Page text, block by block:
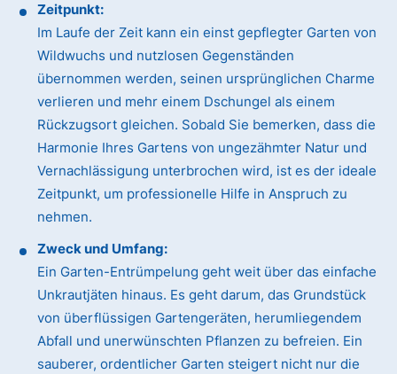
Zeitpunkt:
Im Laufe der Zeit kann ein einst gepflegter Garten von
Wildwuchs und nutzlosen Gegenständen
übernommen werden, seinen ursprünglichen Charme
verlieren und mehr einem Dschungel als einem
Rückzugsort gleichen. Sobald Sie bemerken, dass die
Harmonie Ihres Gartens von ungezähmter Natur und
Vernachlässigung unterbrochen wird, ist es der ideale
Zeitpunkt, um professionelle Hilfe in Anspruch zu
nehmen.
Zweck und Umfang:
Ein Garten-Entrümpelung geht weit über das einfache
Unkrautjäten hinaus. Es geht darum, das Grundstück
von überflüssigen Gartengeräten, herumliegendem
Abfall und unerwünschten Pflanzen zu befreien. Ein
sauberer, ordentlicher Garten steigert nicht nur die